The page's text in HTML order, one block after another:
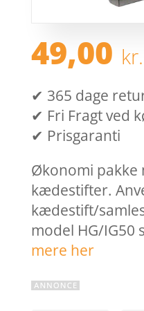
49,00 kr.
✔ 365 dage
✔ Fri Fragt ved
✔ Prisgaranti
Økonomi pakke
kædestifter.
kædestift/
model HG/IG50
mere her